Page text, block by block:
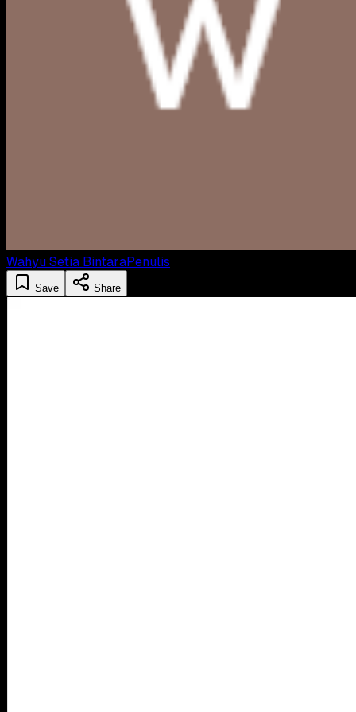
Wahyu Setia BintaraPenulis
Save Share